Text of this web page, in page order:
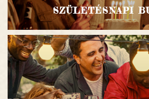
SZÜLETÉSNAPI